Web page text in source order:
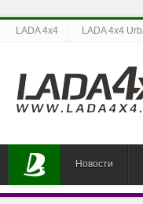
LADA 4x4 LADA 4x4
Новости